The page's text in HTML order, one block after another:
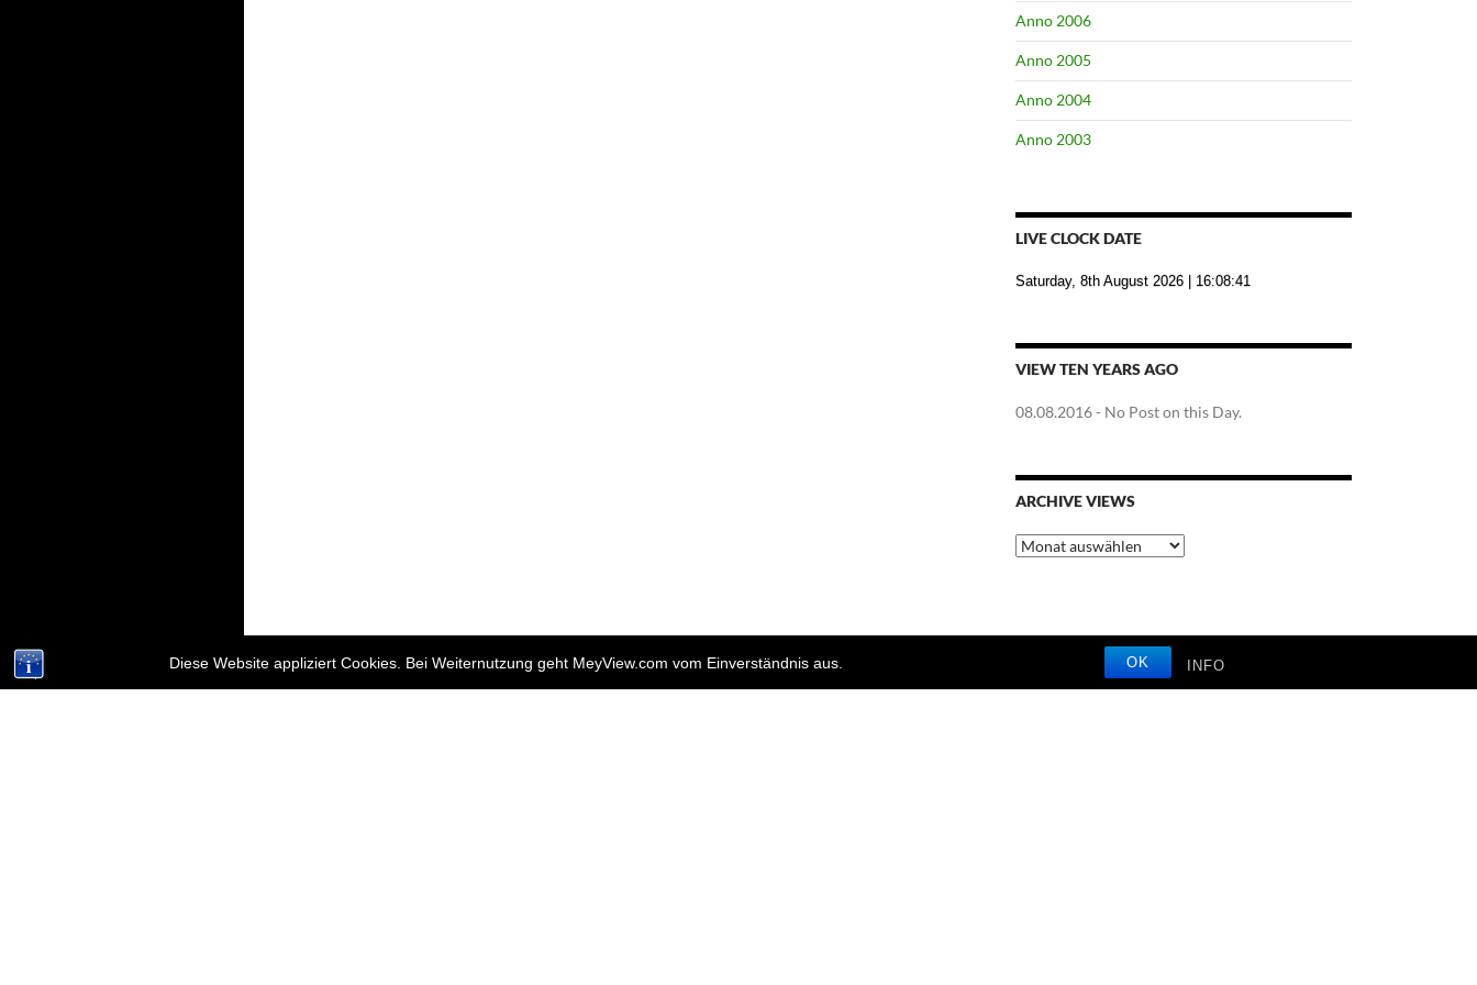
Diese Website appliziert Cookies. Bei Weiternutzung geht MeyView.com vom Einverständnis aus. OK INFO
Anno 2006
Anno 2005
Anno 2004
Anno 2003
LIVE CLOCK DATE
Saturday, 8th August 2026 | 16:08:42
VIEW TEN YEARS AGO
08.08.2016- No Post on this Day.
ARCHIVE VIEWS
Archive
Views